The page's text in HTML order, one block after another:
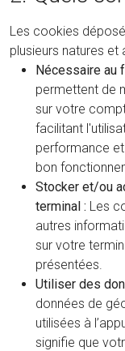
Les cookies
plusieurs natures et
Nécessaire au
permettent de
sur votre
facilitant
performance
bon
Stocker et/ou
terminal : Les
autres
sur votre
présentées.
Utiliser des
données de
utilisées à
signifie que